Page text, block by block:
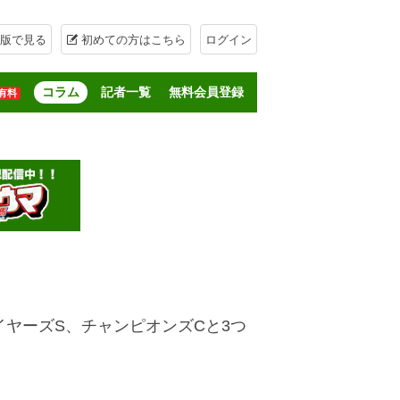
で見る 初めての方はこちら ログイン
料 コラム 記者一覧 無料会員登録
ーズS、チャンピオンズCと3つ